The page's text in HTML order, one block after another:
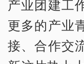
产业团建工
更多的产业
接、合作交